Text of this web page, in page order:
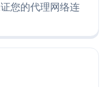
您的代理网络连